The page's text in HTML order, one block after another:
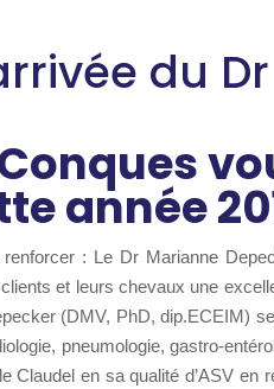
du
année
: Le Dr Marianne
et leurs chevaux une
(DMV, PhD, dip.ECEIM)
pneumologie, gastro-
Claudel en sa qualité d’ASV